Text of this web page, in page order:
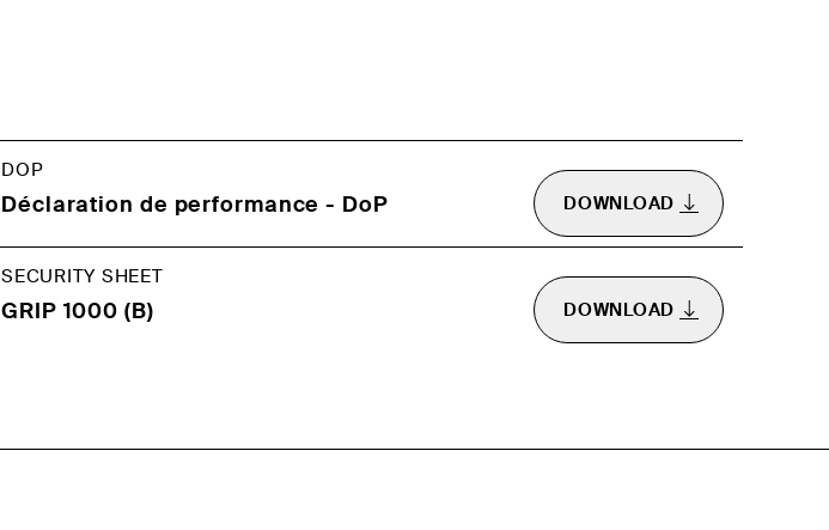
DOP
Déclaration de performance - DoP DOWNLOAD
SECURITY SHEET
GRIP 1000 (B) DOWNLOAD